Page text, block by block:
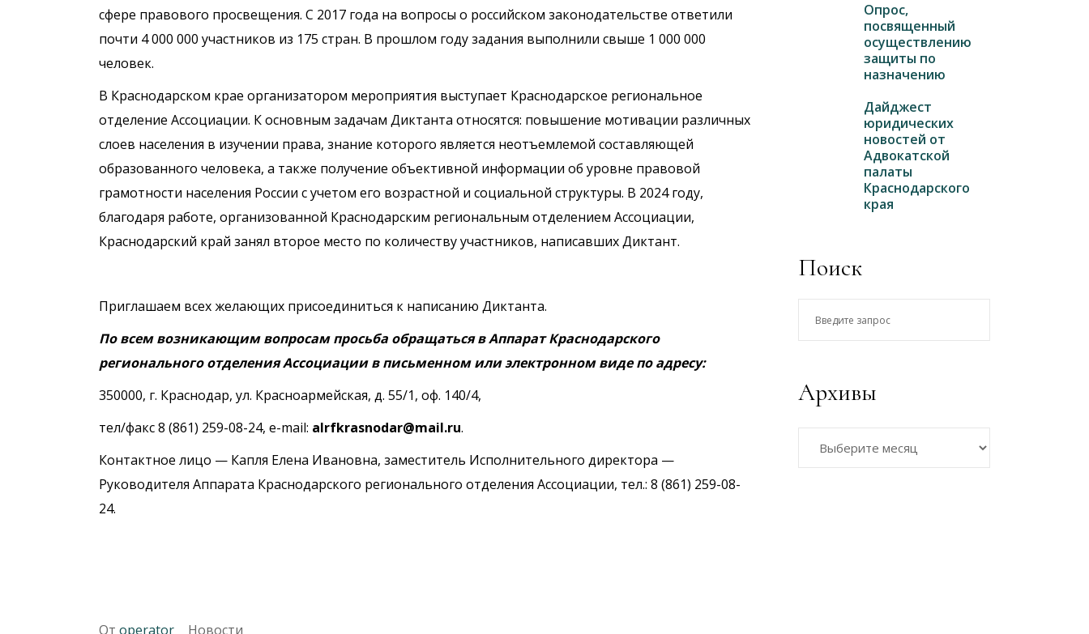
сфере правового просвещения. С 2017 года на вопросы о российском законодательстве ответили
почти 4 000 000 участников из 175 стран. В прошлом году задания выполнили свыше 1 000 000
человек.
В Краснодарском крае организатором мероприятия выступает Краснодарское региональное
отделение Ассоциации. К основным задачам Диктанта относятся: повышение мотивации различных
слоев населения в изучении права, знание которого является неотъемлемой составляющей
образованного человека, а также получение объективной информации об уровне правовой
грамотности населения России с учетом его возрастной и социальной структуры. В 2024 году,
благодаря работе, организованной Краснодарским региональным отделением Ассоциации,
Краснодарский край занял второе место по количеству участников, написавших Диктант.
Приглашаем всех желающих присоединиться к написанию Диктанта.
По всем возникающим вопросам просьба обращаться в Аппарат Краснодарского
регионального отделения Ассоциации в письменном или электронном виде по адресу:
350000, г. Краснодар, ул. Красноармейская, д. 55/1, оф. 140/4,
тел/факс 8 (861) 259-08-24, e-mail: alrfkrasnodar@mail.ru.
Контактное лицо — Капля Елена Ивановна, заместитель Исполнительного директора —
Руководителя Аппарата Краснодарского регионального отделения Ассоциации, тел.: 8 (861) 259-08-
24.
От operator Новости
Опрос,
посвященный
осуществлению
защиты по
назначению
Дайджест
юридических
новостей от
Адвокатской
палаты
Краснодарского
края
Поиск
Архивы